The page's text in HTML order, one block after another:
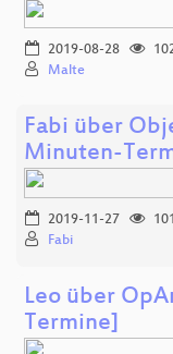
2019-08-28
Malte
Fabi über
Minuten-
2019-11-27
101
Fabi
Leo über
Termine]